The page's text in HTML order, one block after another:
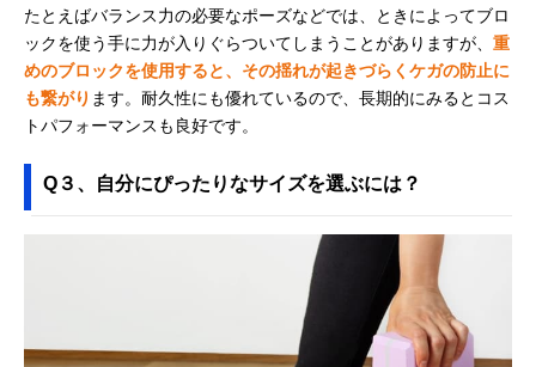
たとえばバランス力の必要なポーズなどでは、ときによってブロ
ックを使う手に力が入りぐらついてしまうことがありますが、 重
めのブロックを使用すると、その揺れが起きづらくケガの防止に
も繋がり ます。耐久性にも優れているので、長期的にみるとコス
トパフォーマンスも良好です。
Q３、自分にぴったりなサイズを選ぶには？